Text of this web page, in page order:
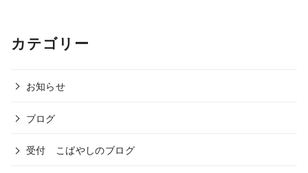
カテゴリー
お知らせ
ブログ
受付 こばやしのブログ